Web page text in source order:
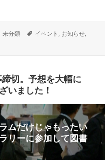
カ
未分類
タ
イベント , お知らせ,
切。予想を大幅に
いました！
ムだけじゃもったい
リーに参加して図書